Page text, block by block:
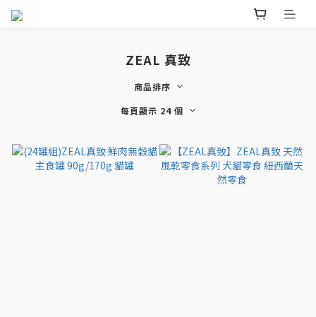
ZEAL 真致
商品排序
每頁顯示 24 個